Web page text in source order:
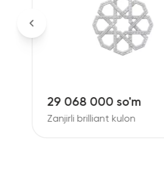
10 441 000 so'm
Zanjirli brilliant kulon